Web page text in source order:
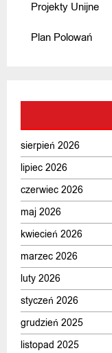
Projekty Unijne
Plan Polowań
sierpień 2026
lipiec 2026
czerwiec 2026
maj 2026
kwiecień 2026
marzec 2026
luty 2026
styczeń 2026
grudzień 2025
listopad 2025